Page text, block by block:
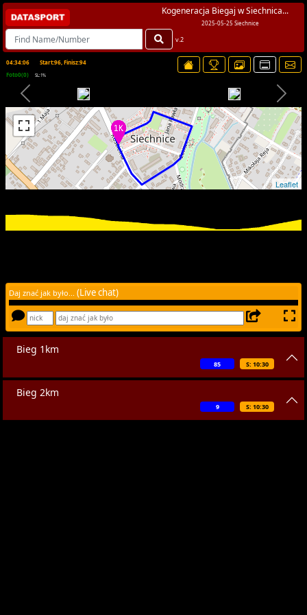
Kogeneracja Biegaj w Siechnica...
2025-05-25 Siechnice
v.2
04:34:06
Start:96, Finisz:94
Foto0(0)
SL:1%
Leaflet
Daj znać jak było... (Live chat)
Bieg 1km
S: 10:30
85
Bieg 2km
S: 10:30
9